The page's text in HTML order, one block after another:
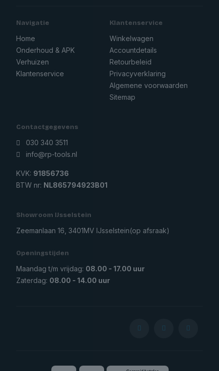
Navigatie
Home
Onderhoud & APK
Verhuizen
Klantenservice
Klantenservice
Winkelwagen
Accountdetails
Retourbeleid
Privacyverklaring
Algemene voorwaarden
Sitemap
Contactgegevens
030 340 3511
info@rp-tools.nl
KVK: 91856736
BTW nr: NL865794923B01
Showroom IJsselstein
Zeemanlaan 16, 3401MV IJsselstein(op afsraak)
Openingstijden
Maandag t/m vrijdag: 08.00 - 17.00 uur
Zaterdag: 08.00 - 14.00 uur